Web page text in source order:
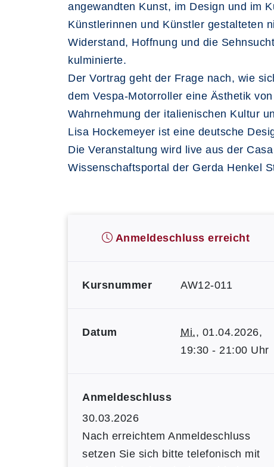
angewandten Kunst, im Design und im
Künstlerinnen und Künstler gestalteten
Widerstand, Hoffnung und die
kulminierte.
Der Vortrag geht der Frage nach, wie
dem Vespa-Motorroller eine Ästhetik
Wahrnehmung der italienischen Kultur
Lisa Hockemeyer ist eine deutsche
Die Veranstaltung wird live aus der
Wissenschaftsportal der Gerda Henkel
Anmeldeschluss erreicht
Kursnummer AW12-011
Datum Mi., 01.04.2026,
19:30 - 21:00 Uhr
Anmeldeschluss
30.03.2026
Nach erreichtem Anmeldeschluss
setzen Sie sich bitte telefonisch mit